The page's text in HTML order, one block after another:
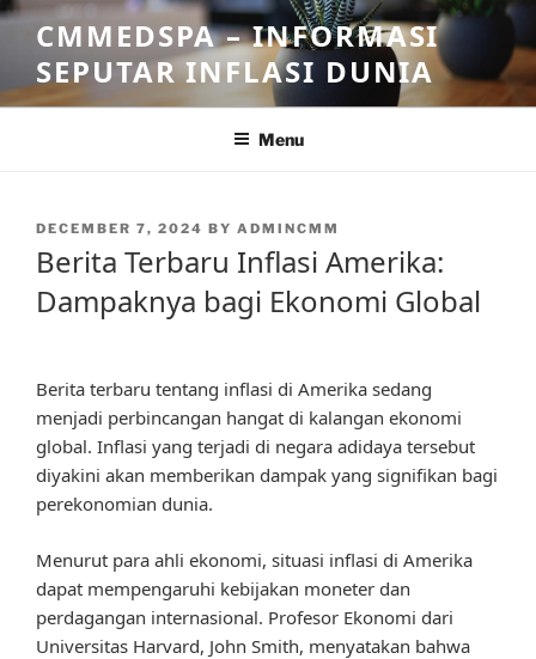
Skip
content
CMMEDSPA – INFORMASI
SEPUTAR INFLASI DUNIA
Menu
POSTED
DECEMBER 7, 2024 BY ADMINCMM
Berita Terbaru Inflasi Amerika:
Dampaknya bagi Ekonomi Global
Berita terbaru tentang inflasi di Amerika sedang
menjadi perbincangan hangat di kalangan ekonomi
global. Inflasi yang terjadi di negara adidaya tersebut
diyakini akan memberikan dampak yang signifikan bagi
perekonomian dunia.
Menurut para ahli ekonomi, situasi inflasi di Amerika
dapat mempengaruhi kebijakan moneter dan
perdagangan internasional. Profesor Ekonomi dari
Universitas Harvard, John Smith, menyatakan bahwa